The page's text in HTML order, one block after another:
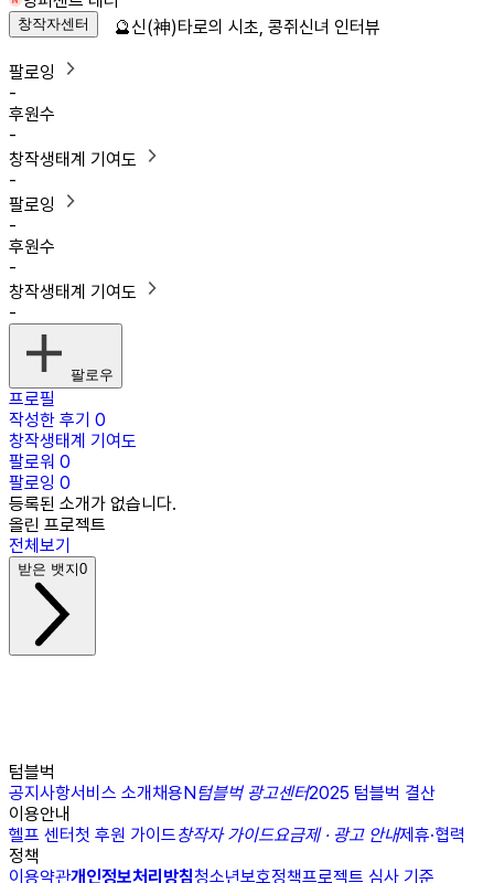
창작자센터
팔로잉
-
후원수
-
창작생태계 기여도
-
팔로잉
-
후원수
-
창작생태계 기여도
-
팔로우
프로필
작성한 후기 0
창작생태계 기여도
팔로워 0
팔로잉 0
등록된 소개가 없습니다.
올린 프로젝트
전체보기
받은 뱃지0
텀블벅
공지사항서비스 소개채용N텀블벅 광고센터2025 텀블벅 결산
이용안내
헬프 센터첫 후원 가이드창작자 가이드요금제 · 광고 안내제휴·협력
정책
이용약관개인정보처리방침청소년보호정책프로젝트 심사 기준
🔮신(神)타로의 시초, 콩쥐신녀 인터뷰